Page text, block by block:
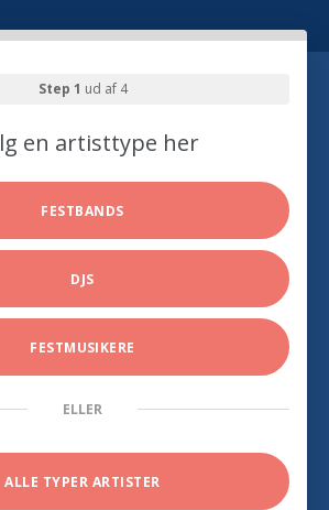
Step 1 ud af 4
en artisttype her
FESTBANDS
DJS
FESTMUSIKERE
ELLER
ALLE TYPER ARTISTER